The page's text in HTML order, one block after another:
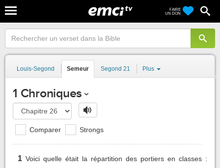
FAIRE
UN DON
Louis-Segond Semeur Segond 21 Plus
1 Chroniques
Comparer Strongs
1 Voici quelle était la répartition des portiers en classes :